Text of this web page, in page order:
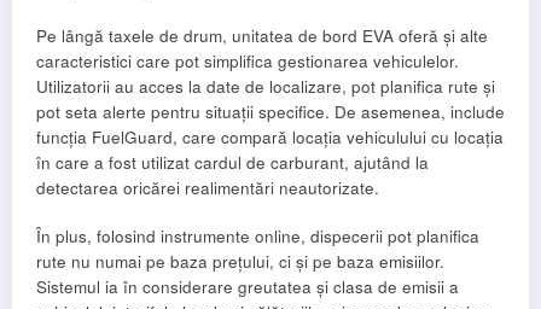
Pe lângă taxele de drum, unitatea de bord EVA oferă și alte
caracteristici care pot simplifica gestionarea vehiculelor.
Utilizatorii au acces la date de localizare, pot planifica rute și
pot seta alerte pentru situații specifice. De asemenea, include
funcția FuelGuard, care compară locația vehiculului cu locația
în care a fost utilizat cardul de carburant, ajutând la
detectarea oricărei realimentări neautorizate.
În plus, folosind instrumente online, dispecerii pot planifica
rute nu numai pe baza prețului, ci și pe baza emisiilor.
Sistemul ia în considerare greutatea și clasa de emisii a